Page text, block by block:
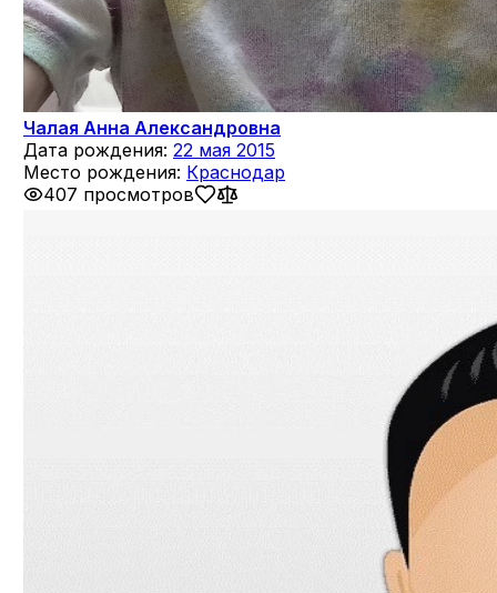
Чалая Анна Александровна
Дата рождения: 22 мая 2015
Место рождения: Краснодар
407 просмотров